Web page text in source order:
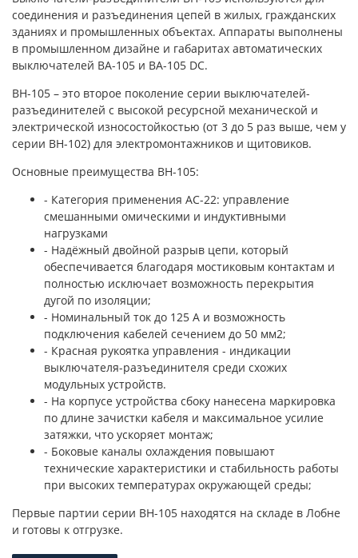
соединения и разъединения цепей в жилых, гражданских
зданиях и промышленных объектах. Аппараты выполнены
в промышленном дизайне и габаритах автоматических
выключателей ВА-105 и ВА-105 DC.
ВН-105 – это второе поколение серии выключателей-
разъединителей с высокой ресурсной механической и
электрической износостойкостью (от 3 до 5 раз выше, чем у
серии ВН-102) для электромонтажников и щитовиков.
Основные преимущества ВН-105:
- Категория применения АС-22: управление
смешанными омическими и индуктивными
нагрузками
- Надёжный двойной разрыв цепи, который
обеспечивается благодаря мостиковым контактам и
полностью исключает возможность перекрытия
дугой по изоляции;
- Номинальный ток до 125 А и возможность
подключения кабелей сечением до 50 мм2;
- Красная рукоятка управления - индикации
выключателя-разъединителя среди схожих
модульных устройств.
- На корпусе устройства сбоку нанесена маркировка
по длине зачистки кабеля и максимальное усилие
затяжки, что ускоряет монтаж;
- Боковые каналы охлаждения повышают
технические характеристики и стабильность работы
при высоких температурах окружающей среды;
Первые партии серии ВН-105 находятся на складе в Лобне
и готовы к отгрузке.